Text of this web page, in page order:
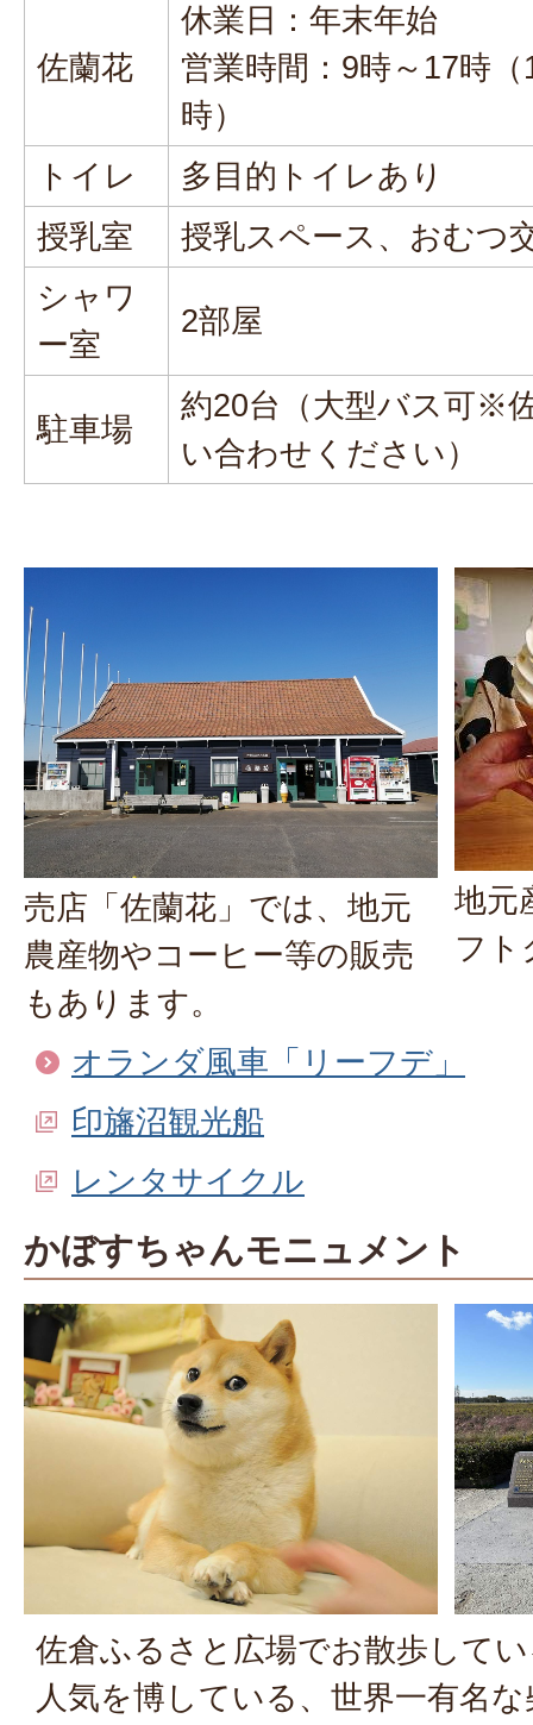
佐蘭花
休業日：年末年始
営業時間：9時～17時
時）
トイレ
多目的トイレあり
授乳室
授乳スペース、おむつ
シャワ
ー室
2部屋
駐車場
約20台（大型バス可※
い合わせください）
売店「佐蘭花」では、地元
農産物やコーヒー等の販売
もあります。
地元
フト
オランダ風車「リーフデ」
印旛沼観光船
レンタサイクル
かぼすちゃんモニュメント
佐倉ふるさと広場でお散歩して
人気を博している、世界一有名